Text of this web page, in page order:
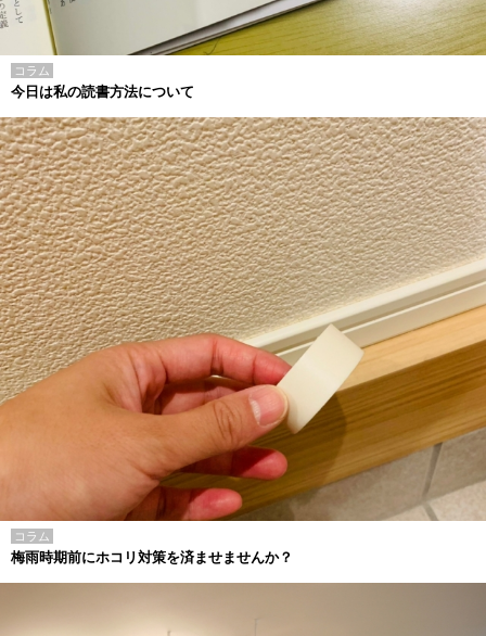
コラム
今日は私の読書方法について
コラム
梅雨時期前にホコリ対策を済ませませんか？